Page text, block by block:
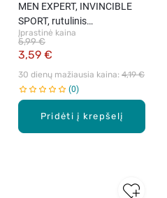
Pridėti į krepšelį
MEN EXPERT, INVINCIBLE
SPORT, rutulinis
antiperspirantas, 50 ml
Įprastinė kaina
3,59 €
5,99 €
30 dienų mažiausia kaina: 4,19 €
0